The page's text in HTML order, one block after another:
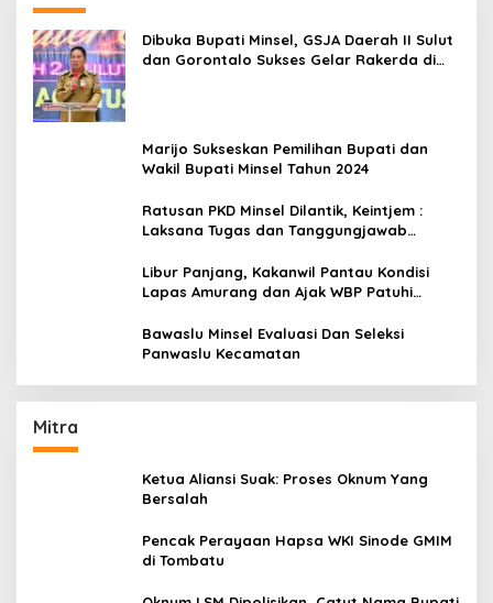
Dibuka Bupati Minsel, GSJA Daerah II Sulut
dan Gorontalo Sukses Gelar Rakerda di
Marijo Sukseskan Pemilihan Bupati dan
Wakil Bupati Minsel Tahun 2024
Ratusan PKD Minsel Dilantik, Keintjem :
Laksana Tugas dan Tanggungjawab
Libur Panjang, Kakanwil Pantau Kondisi
Lapas Amurang dan Ajak WBP Patuhi
Bawaslu Minsel Evaluasi Dan Seleksi
Panwaslu Kecamatan
Mitra
Ketua Aliansi Suak: Proses Oknum Yang
Bersalah
Pencak Perayaan Hapsa WKI Sinode GMIM
di Tombatu